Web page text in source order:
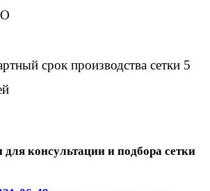
срок производства сетки 5
консультации и подбора сетки